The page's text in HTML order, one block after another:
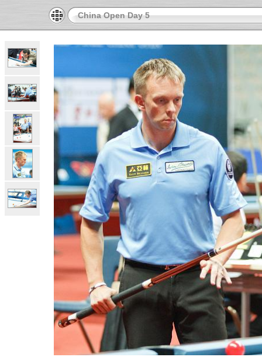
China Open Day 5